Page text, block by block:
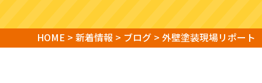
HOME > 新着情報> ブログ> 外壁塗装現場リポート